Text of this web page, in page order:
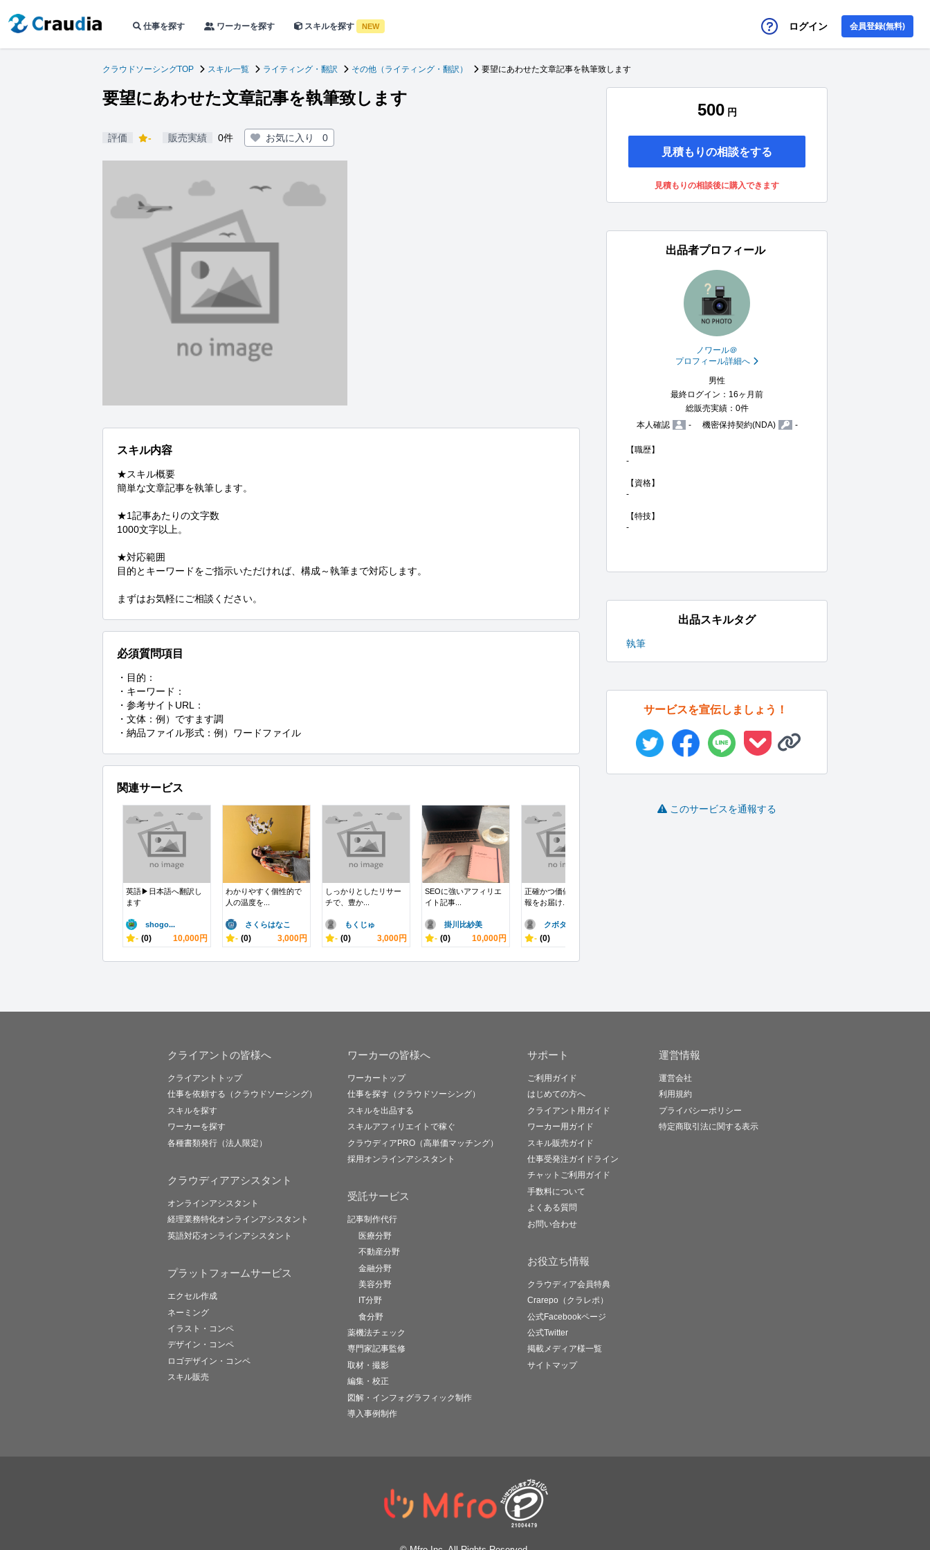
仕事を探す ワーカーを探す スキルを探す NEW ログイン 会員登録(無料)
クラウドソーシングTOP スキル一覧 ライティング・翻訳 その他（ライティング・翻訳） 要望にあわせた文章記事を執筆致します
要望にあわせた文章記事を執筆致します
評価 - 販売実績 0件 お気に入り 0
スキル内容
★スキル概要
簡単な文章記事を執筆します。
★1記事あたりの文字数
1000文字以上。
★対応範囲
目的とキーワードをご指示いただければ、構成～執筆まで対応します。
まずはお気軽にご相談ください。
必須質問項目
・目的：
・キーワード：
・参考サイトURL：
・文体：例）ですます調
・納品ファイル形式：例）ワードファイル
関連サービス
英語▶︎日本語へ翻訳し
ます
shogo...
- (0) 10,000円
わかりやすく個性的で
人の温度を...
さくらはなこ
- (0) 3,000円
しっかりとしたリサー
チで、豊か...
もくじゅ
- (0) 3,000円
SEOに強いアフィリエ
イト記事...
掛川比紗美
- (0) 10,000円
正確かつ価値のある情
報をお届け...
クボタク
- (0)
500 円
見積もりの相談をする
見積もりの相談後に購入できます
出品者プロフィール
ノワール＠
プロフィール詳細へ
男性
最終ログイン：16ヶ月前
総販売実績：0件
本人確認
- 機密保持契約(NDA) -
【職歴】
-
【資格】
-
【特技】
-
出品スキルタグ
執筆
サービスを宣伝しましょう！
このサービスを通報する
クライアントの皆様へ
クライアントトップ
仕事を依頼する（クラウドソーシング）
スキルを探す
ワーカーを探す
各種書類発行（法人限定）
クラウディアアシスタント
オンラインアシスタント
経理業務特化オンラインアシスタント
英語対応オンラインアシスタント
プラットフォームサービス
エクセル作成
ネーミング
イラスト・コンペ
デザイン・コンペ
ロゴデザイン・コンペ
スキル販売
ワーカーの皆様へ
ワーカートップ
仕事を探す（クラウドソーシング）
スキルを出品する
スキルアフィリエイトで稼ぐ
クラウディアPRO（高単価マッチング）
採用オンラインアシスタント
受託サービス
記事制作代行
医療分野
不動産分野
金融分野
美容分野
IT分野
食分野
薬機法チェック
専門家記事監修
取材・撮影
編集・校正
図解・インフォグラフィック制作
導入事例制作
サポート
ご利用ガイド
はじめての方へ
クライアント用ガイド
ワーカー用ガイド
スキル販売ガイド
仕事受発注ガイドライン
チャットご利用ガイド
手数料について
よくある質問
お問い合わせ
お役立ち情報
クラウディア会員特典
Crarepo（クラレポ）
公式Facebookページ
公式Twitter
掲載メディア様一覧
サイトマップ
運営情報
運営会社
利用規約
プライバシーポリシー
特定商取引法に関する表示